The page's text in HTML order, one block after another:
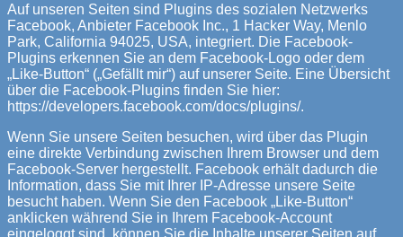
Auf unseren Seiten sind Plugins des sozialen Netzwerks
Facebook, Anbieter Facebook Inc., 1 Hacker Way, Menlo
Park, California 94025, USA, integriert. Die Facebook-
Plugins erkennen Sie an dem Facebook-Logo oder dem
„Like-Button“ („Gefällt mir“) auf unserer Seite. Eine Übersicht
über die Facebook-Plugins finden Sie hier:
https://developers.facebook.com/docs/plugins/.
Wenn Sie unsere Seiten besuchen, wird über das Plugin
eine direkte Verbindung zwischen Ihrem Browser und dem
Facebook-Server hergestellt. Facebook erhält dadurch die
Information, dass Sie mit Ihrer IP-Adresse unsere Seite
besucht haben. Wenn Sie den Facebook „Like-Button“
anklicken während Sie in Ihrem Facebook-Account
eingeloggt sind, können Sie die Inhalte unserer Seiten auf